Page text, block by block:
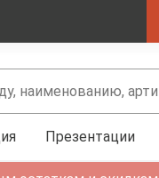
Презентации